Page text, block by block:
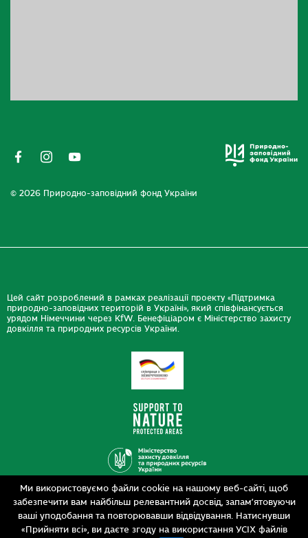
Ми використовуємо файли cookie на нашому веб-сайті, щоб
забезпечити вам найбільш релевантний досвід, запам’ятовуючи
ваші уподобання та повторювавши відвідування. Натиснувши
«Прийняти всі», ви даєте згоду на використання УСІХ файлів
© 2026 Природно-заповідний фонд України
Цей сайт розроблений в рамках реалізації проекту «Підтримка
природно-заповідних територій в Україні», який співфінансується
урядом Німеччини через KfW. Бенефіціаром є Міністерство захисту
довкілля та природних ресурсів України.
Дизайн
Розробка
siteGist